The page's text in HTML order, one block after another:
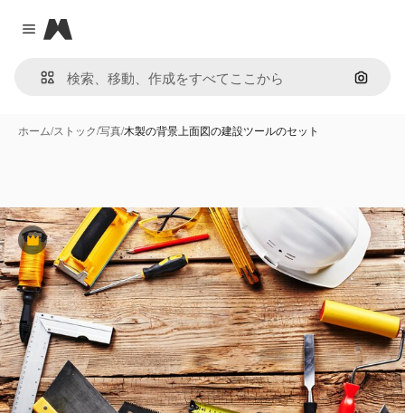
Close menu
Magnific
画像で
ホーム/ストック/写真/木製の背景上面図の建設ツールのセット
Premium